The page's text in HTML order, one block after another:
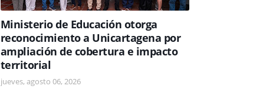
Ministerio de Educación otorga
reconocimiento a Unicartagena por
ampliación de cobertura e impacto
territorial
jueves, agosto 06, 2026